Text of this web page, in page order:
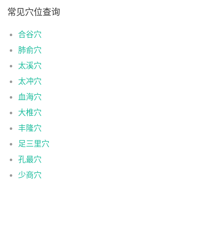
常见穴位查询
合谷穴
肺俞穴
太溪穴
太冲穴
血海穴
大椎穴
丰隆穴
足三里穴
孔最穴
少商穴